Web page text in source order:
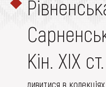
ВІДВІДАТИ
НАВЧИТИСЯ
ПОСЛУГИ
Кін. ХІХ ст.
дивитися в колекціях